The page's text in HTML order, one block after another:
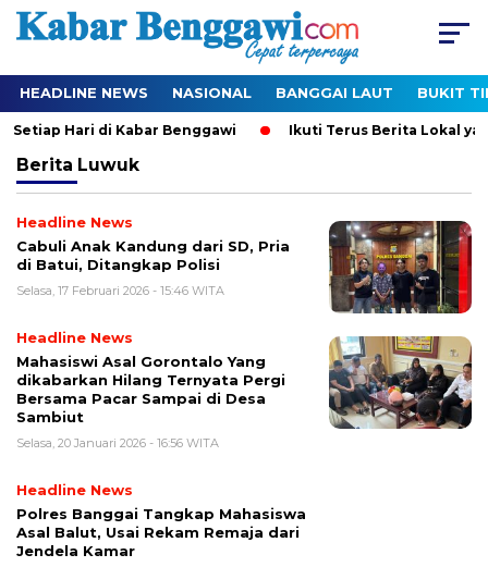
HEADLINE NEWS NASIONAL BANGGAI LAUT BUKIT
Hari di Kabar Benggawi Ikuti Terus Berita Lokal
Berita Luwuk
Headline News
Cabuli Anak Kandung dari SD, Pria
di Batui, Ditangkap Polisi
Selasa, 17 Februari 2026 - 15:46 WITA
Headline News
Mahasiswi Asal Gorontalo Yang
dikabarkan Hilang Ternyata Pergi
Bersama Pacar Sampai di Desa
Sambiut
Selasa, 20 Januari 2026 - 16:56 WITA
Headline News
Polres Banggai Tangkap Mahasiswa
Asal Balut, Usai Rekam Remaja dari
Jendela Kamar